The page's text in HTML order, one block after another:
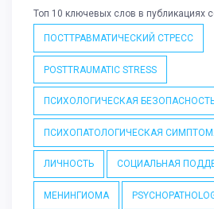
Топ 10 ключевых слов в публикациях
ПОСТТРАВМАТИЧЕСКИЙ СТРЕСС
POSTTRAUMATIC STRESS
ПСИХОЛОГИЧЕСКАЯ
ПСИХОПАТОЛОГИЧЕСКАЯ
ЛИЧНОСТЬ СОЦИАЛЬНАЯ
МЕНИНГИОМА